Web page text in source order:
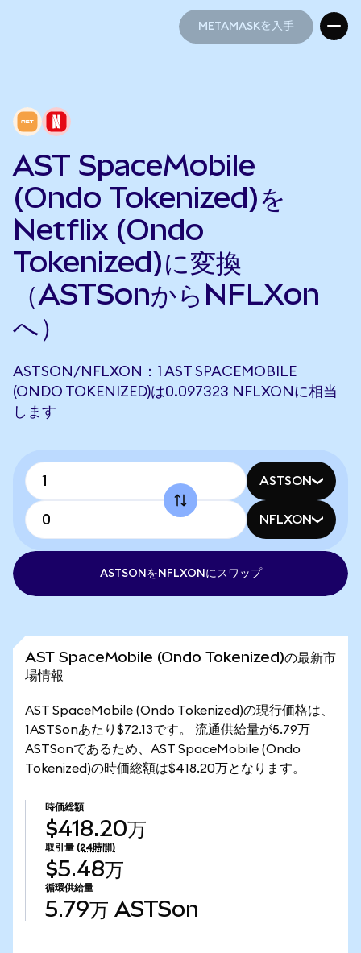
METAMASKを入手
AST SpaceMobile
(Ondo Tokenized)を
Netflix (Ondo
Tokenized)に変換
（ASTSonからNFLXon
へ）
ASTSON/NFLXON：1 AST SPACEMOBILE
(ONDO TOKENIZED)は0.097323 NFLXONに相当
します
ASTSON
NFLXON
ASTSONをNFLXONにスワップ
AST SpaceMobile (Ondo Tokenized)の最新市
場情報
AST SpaceMobile (Ondo Tokenized)の現行価格は、
1ASTSonあたり$72.13です。 流通供給量が5.79万
ASTSonであるため、AST SpaceMobile (Ondo
Tokenized)の時価総額は$418.20万となります。
時価総額
$418.20万
取引量 (24時間)
$5.48万
循環供給量
5.79万 ASTSon